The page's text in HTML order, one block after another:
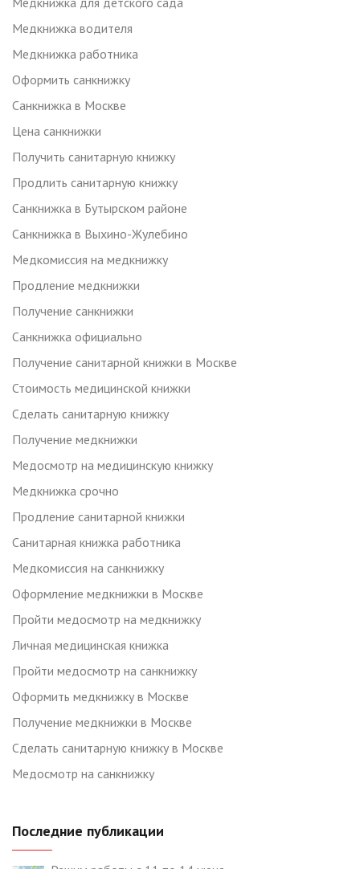
Медкнижка водителя
Медкнижка работника
Оформить санкнижку
Санкнижка в Москве
Цена санкнижки
Получить санитарную книжку
Продлить санитарную книжку
Санкнижка в Бутырском районе
Санкнижка в Выхино-Жулебино
Медкомиссия на медкнижку
Продление медкнижки
Получение санкнижки
Санкнижка официально
Получение санитарной книжки в Москве
Стоимость медицинской книжки
Сделать санитарную книжку
Получение медкнижки
Медосмотр на медицинскую книжку
Медкнижка срочно
Продление санитарной книжки
Санитарная книжка работника
Медкомиссия на санкнижку
Оформление медкнижки в Москве
Пройти медосмотр на медкнижку
Личная медицинская книжка
Пройти медосмотр на санкнижку
Оформить медкнижку в Москве
Получение медкнижки в Москве
Сделать санитарную книжку в Москве
Медосмотр на санкнижку
Последние публикации